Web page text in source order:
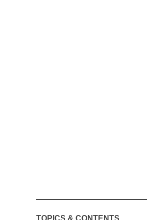
TOPICS & CONTENTS